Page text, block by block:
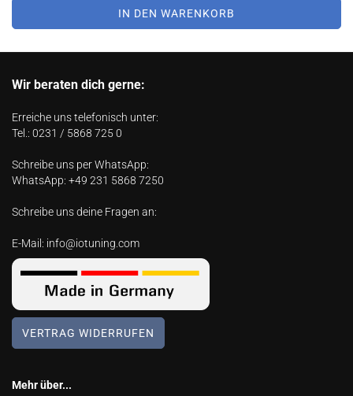
IN DEN WARENKORB
Wir beraten dich gerne:
Erreiche uns telefonisch unter:
Tel.: 0231 / 5868 725 0
Schreibe uns per WhatsApp:
WhatsApp: +49 231 5868 7250
Schreibe uns deine Fragen an:
E-Mail: info@iotuning.com
VERTRAG WIDERRUFEN
Mehr über...